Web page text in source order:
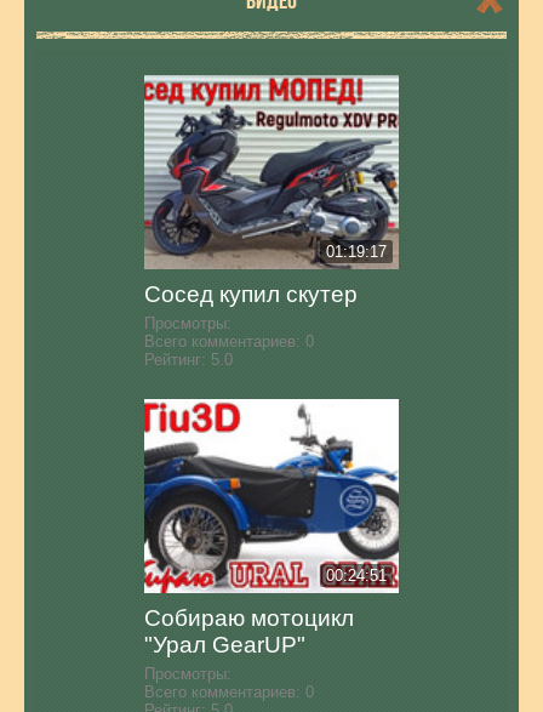
01:19:17
Сосед купил скутер
Просмотры:
Всего комментариев: 0
Рейтинг: 5.0
00:24:51
Собираю мотоцикл
"Урал GearUP"
Просмотры:
Всего комментариев: 0